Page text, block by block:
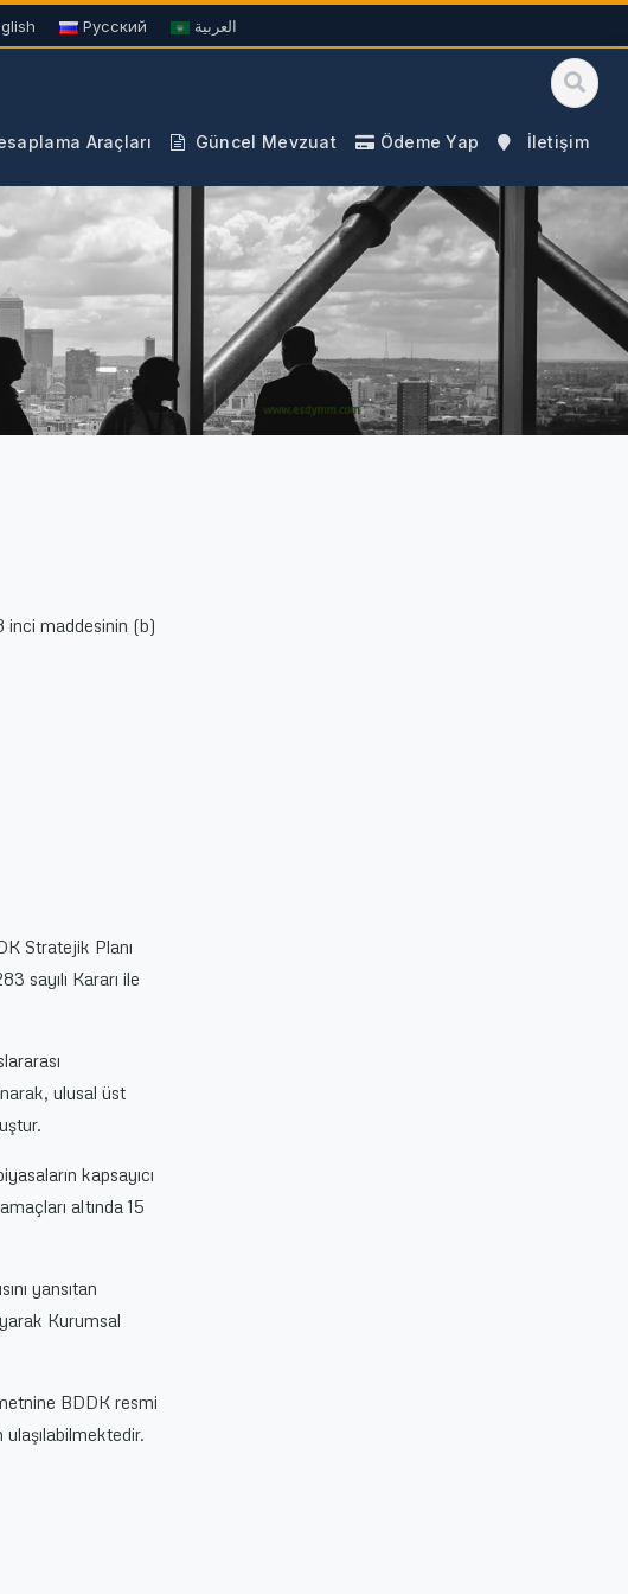
Русский العربية
Araçları Güncel Mevzuat Ödeme Yap İletişim
inci maddesinin (b)
Stratejik Planı
sayılı Kararı ile
ulusal üst
kapsayıcı
altında 15
yansıtan
Kurumsal
BDDK resmi